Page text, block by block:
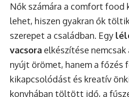
Nők számára a comfort food
lehet, hiszen gyakran ők
szerepet a családban. Egy
vacsora elkészítése
nyújt örömet, hanem a főzés
kikapcsolódást és kreatív
konyhában töltött idő, a